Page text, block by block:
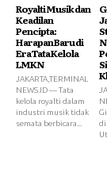
Royalti Musik dan
Keadilan
Pencipta:
Harapan Baru di
Era Tata Kelola
LMKN
JAKARTA,TERMINAL
NEWS.ID — Tata
kelola royalti dalam
industri musik tidak
semata berbicara...
di